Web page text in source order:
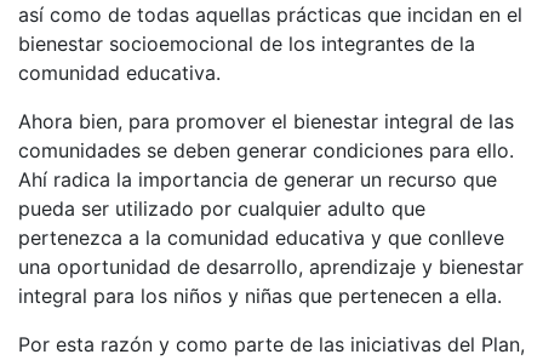
así como de todas aquellas prácticas que incidan en el
bienestar socioemocional de los integrantes de la
comunidad educativa.
Ahora bien, para promover el bienestar integral de las
comunidades se deben generar condiciones para ello.
Ahí radica la importancia de generar un recurso que
pueda ser utilizado por cualquier adulto que
pertenezca a la comunidad educativa y que conlleve
una oportunidad de desarrollo, aprendizaje y bienestar
integral para los niños y niñas que pertenecen a ella.
Por esta razón y como parte de las iniciativas del Plan,